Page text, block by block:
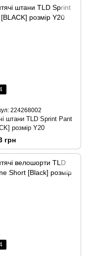
224268002
штани TLD Sprint Pant
розмір Y20
грн